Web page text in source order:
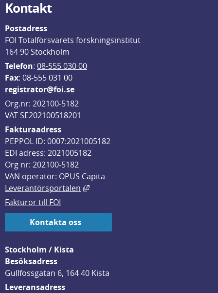
Kontakt
Postadress
FOI Totalförsvarets forskningsinstitut
164 90 Stockholm
Telefon: 08-555 030 00
Fax: 08-555 031 00
registrator@foi.se
Org.nr: 202100-5182
VAT SE202100518201
Fakturaadress
PEPPOL ID: 0007:2021005182
EDI adress: 2021005182
Org nr: 202100-5182
VAN operatör: OPUS Capita
Leverantörsportalen
Länk till annan webbplats, öppnas
Fakturor till FOI
Kontakta oss
Stockholm / Kista
Besöksadress
Gullfossgatan 6, 164 40 Kista
Leveransadress